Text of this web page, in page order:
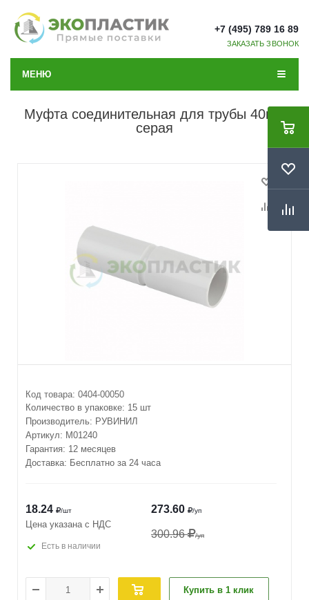
+7 (495) 789 16 89
ЗАКАЗАТЬ ЗВОНОК
МЕНЮ
Муфта соединительная для трубы 40мм
серая
Код товара: 0404-00050
Количество в упаковке: 15 шт
Производитель: РУВИНИЛ
Артикул: М01240
Гарантия: 12 месяцев
Доставка: Бесплатно за 24 часа
273.60 /уп
300.96 /уп
18.24 /шт
Цена указана с НДС
Есть в наличии
Купить в 1 клик